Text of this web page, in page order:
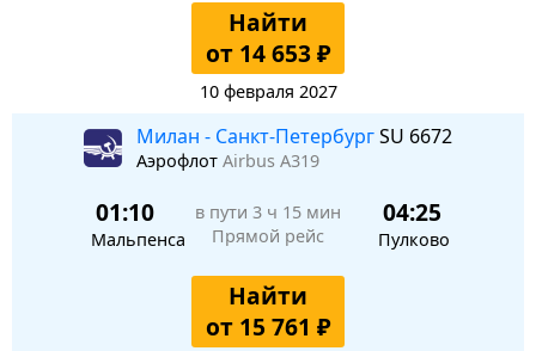
Найти
от 14 653 ₽
10 февраля 2027
Милан - Санкт-ПетербургSU 6672
Аэрофлот Airbus A319
01:10
Мальпенса
в пути 3 ч 15 мин
Прямой рейс
04:25
Пулково
Найти
от 15 761 ₽